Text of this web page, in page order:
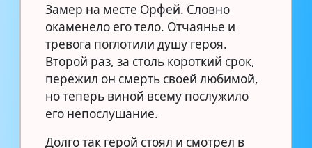
Замер на месте Орфей. Словно
окаменело его тело. Отчаянье и
тревога поглотили душу героя.
Второй раз, за столь короткий срок,
пережил он смерть своей любимой,
но теперь виной всему послужило
его непослушание.
Долго так герой стоял и смотрел в